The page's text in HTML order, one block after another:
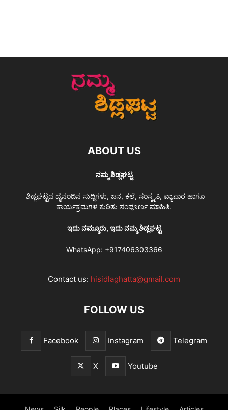
ABOUT US
ನಮ್ಮ ಶಿಡ್ಲಘಟ್ಟ
ಶಿಡ್ಲಘಟ್ಟದ ದೈನಂದಿನ ಸುದ್ದಿಗಳು, ಜನ, ಕಲೆ, ಸಂಸ್ಕೃತಿ, ವ್ಯಾಪಾರ ಹಾಗೂ
ಕಾರ್ಯಕ್ರಮಗಳ ಕುರಿತು ಸಂಪೂರ್ಣ ಮಾಹಿತಿ.
ಇದು ನಮ್ಮೂರು, ಇದು ನಮ್ಮ ಶಿಡ್ಲಘಟ್ಟ
WhatsApp: +917406303366
Contact us: hisidlaghatta@gmail.com
FOLLOW US
Facebook Instagram Telegram
X Youtube